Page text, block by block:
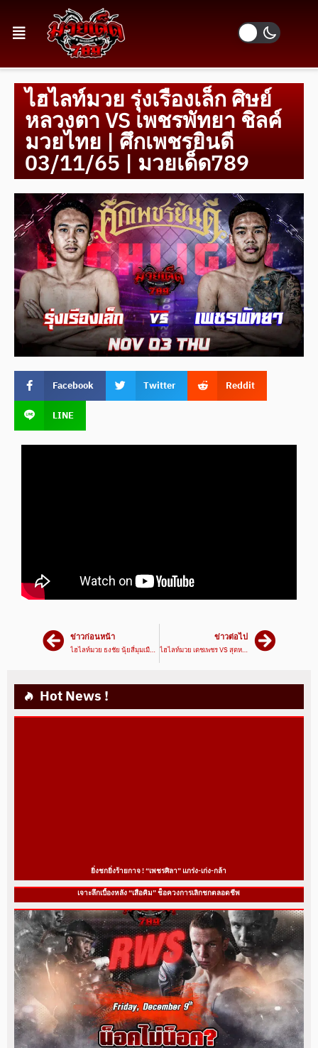
ไฮไลท์มวย รุ่งเรืองเล็ก ศิษย์
หลวงตา VS เพชรพัทยา ชิลค์
มวยไทย | ศึกเพชรยินดี
03/11/65 | มวยเด็ด789
Facebook Twitter
Reddit
LINE
ข่าวก่อนหน้า
ไฮไลท์มวย ธงชัย นุ้ยสี่มุมเมือง VS เต็งหนึ่ง ส.รุ่งอรุณ | ศึกเพชรยินดี 03/11/65 | มวยเด็ด789
ข่าวต่อไป
ไฮไลท์มวย เดชเพชร VS สุดหล่อ | ศึกมวยมันส์วันศุกร์+ HBDสจ.โต้งปราจีน 18/11/65| มวยเด็ด789
Hot News !
ยิ่งชกยิ่งร้ายกาจ ! “เพชรศิลา” แกร่ง-เก่ง-กล้า
เจาะลึกเบื้องหลัง “เสือคิม” ช็อควงการเลิกชกตลอดชีพ